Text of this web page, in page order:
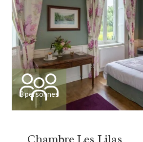
3 personnes
Chambre Les Lilas